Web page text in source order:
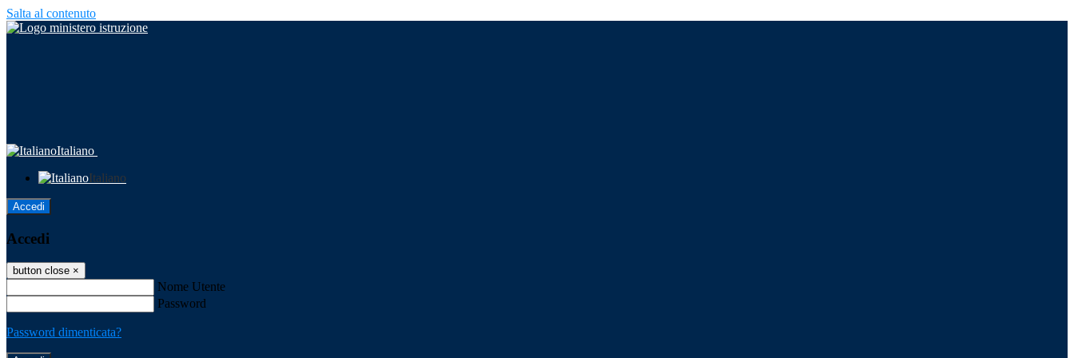
Salta al contenuto
Italiano
Italiano
Accedi
Accedi
button close ×
Nome Utente
Password
Password dimenticata?